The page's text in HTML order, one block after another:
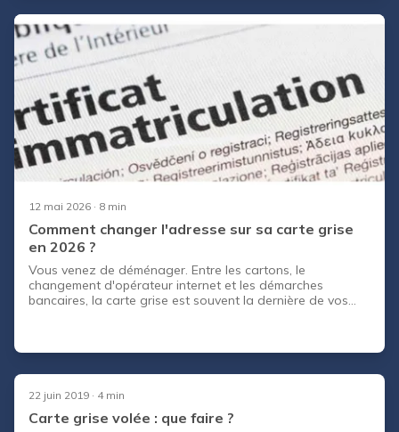
grise collection youngtimer n'est ni automatique, ni
toujours avantageux selon l'usage que vous fai
12 mai 2026 · 8 min
Comment changer l'adresse sur sa carte grise
en 2026 ?
Vous venez de déménager. Entre les cartons, le
changement d'opérateur internet et les démarches
bancaires, la carte grise est souvent la dernière de vos
vous exposez à une amende de 135 €. Et surtout, vous
risquez de recevoir vos prochains PV à l'ancienne
adresse, sans pouvoir
22 juin 2019 · 4 min
Carte grise volée : que faire ?